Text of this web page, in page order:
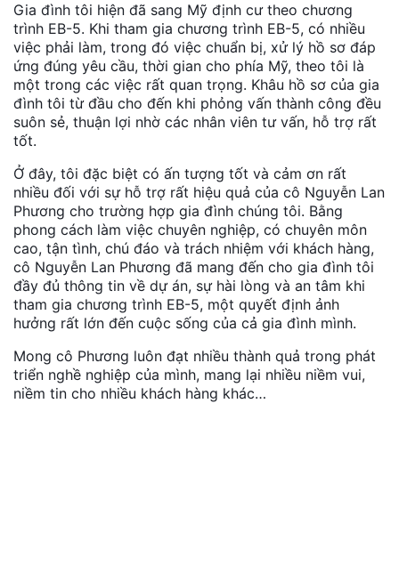
Gia đình tôi hiện đã sang Mỹ định cư theo chương
trình EB-5. Khi tham gia chương trình EB-5, có nhiều
việc phải làm, trong đó việc chuẩn bị, xử lý hồ sơ đáp
ứng đúng yêu cầu, thời gian cho phía Mỹ, theo tôi là
một trong các việc rất quan trọng. Khâu hồ sơ của gia
đình tôi từ đầu cho đến khi phỏng vấn thành công đều
suôn sẻ, thuận lợi nhờ các nhân viên tư vấn, hỗ trợ rất
tốt.
Ở đây, tôi đặc biệt có ấn tượng tốt và cảm ơn rất
nhiều đối với sự hỗ trợ rất hiệu quả của cô Nguyễn Lan
Phương cho trường hợp gia đình chúng tôi. Bằng
phong cách làm việc chuyên nghiệp, có chuyên môn
cao, tận tình, chú đáo và trách nhiệm với khách hàng,
cô Nguyễn Lan Phương đã mang đến cho gia đình tôi
đầy đủ thông tin về dự án, sự hài lòng và an tâm khi
tham gia chương trình EB-5, một quyết định ảnh
hưởng rất lớn đến cuộc sống của cả gia đình mình.
Mong cô Phương luôn đạt nhiều thành quả trong phát
triển nghề nghiệp của mình, mang lại nhiều niềm vui,
niềm tin cho nhiều khách hàng khác…